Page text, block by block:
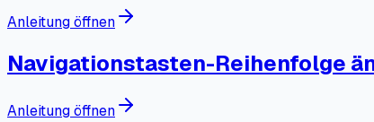
Anleitung öffnen
Navigationstasten-Reihenfolge
Anleitung öffnen